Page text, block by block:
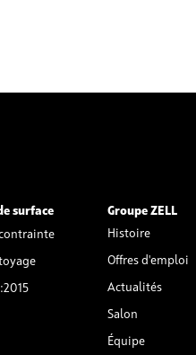
surface
Groupe ZELL
Histoire
Offres d'emploi
Actualités
Salon
Équipe